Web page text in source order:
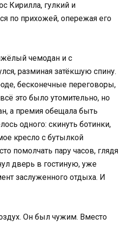
Кирилла, гулкий и
по прихожей, опережая его
чемодан и с
разминая затёкшую спину.
бесконечные переговоры,
это было утомительно, но
а премия обещала быть
одного: скинуть ботинки,
кресло с бутылкой
помолчать пару часов, глядя
дверь в гостиную, уже
заслуженного отдыха. И
Он был чужим. Вместо